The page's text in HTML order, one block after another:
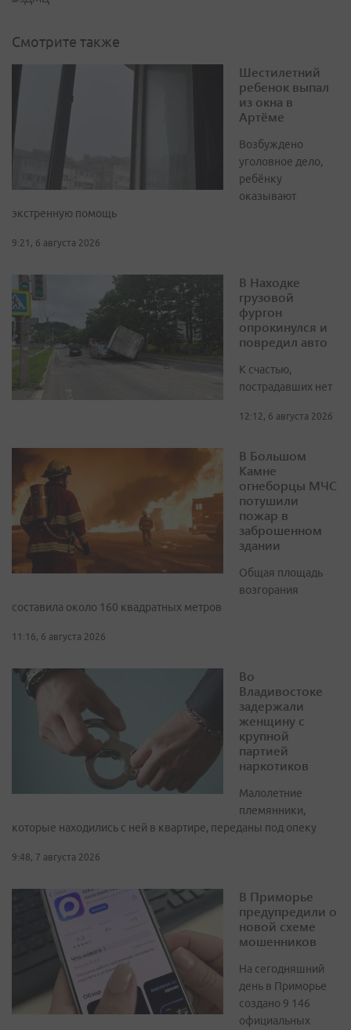
Смотрите также
Шестилетний
ребенок выпал
из окна в
Артёме
Возбуждено
уголовное дело,
ребёнку
оказывают
экстренную помощь
9:21, 6 августа 2026
В Находке
грузовой
фургон
опрокинулся и
повредил авто
К счастью,
пострадавших нет
12:12, 6 августа 2026
В Большом
Камне
огнеборцы МЧС
потушили
пожар в
заброшенном
здании
Общая площадь
возгорания
составила около 160 квадратных метров
11:16, 6 августа 2026
Во
Владивостоке
задержали
женщину с
крупной
партией
наркотиков
Малолетние
племянники,
которые находились с ней в квартире, переданы под опеку
9:48, 7 августа 2026
В Приморье
предупредили о
новой схеме
мошенников
На сегодняшний
день в Приморье
создано 9 146
официальных